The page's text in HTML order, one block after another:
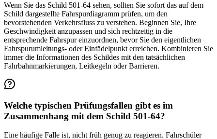
Wenn Sie das Schild 501-64 sehen, sollten Sie sofort das auf dem
Schild dargestellte Fahrspurdiagramm prüfen, um den
bevorstehenden Verkehrsfluss zu verstehen. Beginnen Sie, Ihre
Geschwindigkeit anzupassen und sich rechtzeitig in die
entsprechende Fahrspur einzuordnen, bevor Sie den eigentlichen
Fahrspurumleitungs- oder Einfädelpunkt erreichen. Kombinieren Sie
immer die Informationen des Schildes mit den tatsächlichen
Fahrbahnmarkierungen, Leitkegeln oder Barrieren.
Welche typischen Prüfungsfallen gibt es im
Zusammenhang mit dem Schild 501-64?
Eine häufige Falle ist, nicht früh genug zu reagieren. Fahrschüler